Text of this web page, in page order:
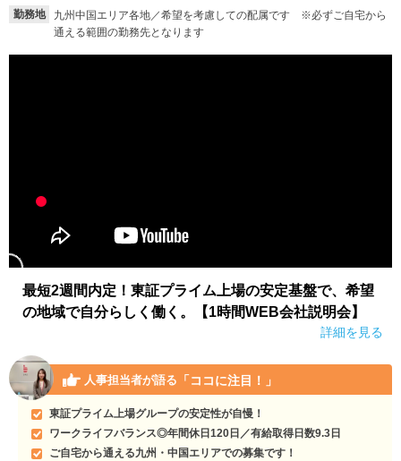
勤務地
九州中国エリア各地／希望を考慮しての配属です ※必ずご自宅から
通える範囲の勤務先となります
最短2週間内定！東証プライム上場の安定基盤で、希望
の地域で自分らしく働く。【1時間WEB会社説明会】
詳細を見る
人事担当者が語る 「ココに注目！」
東証プライム上場グループの安定性が自慢！
ワークライフバランス◎年間休日120日／有給取得日数9.3日
ご自宅から通える九州・中国エリアでの募集です！